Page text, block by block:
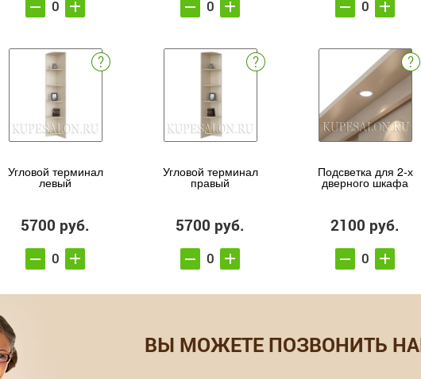
Угловой терминал
левый
5700 руб.
Угловой терминал
правый
5700 руб.
Подсветка для 2-х
дверного шкафа
2100 руб.
ВЫ МОЖЕТЕ ПОЗВОНИТЬ